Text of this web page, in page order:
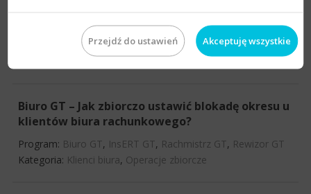
Gestor GT,Gratyfikant GT, InsERT GT,Rachmistrz
Rewizor GT ,Subiekt GT
Parametry,Wydruki
Biuro GT – Jak zbiorczo ustawić blokadę okresu u
klientów biura rachunkowego?
Program: Biuro GT, InsERT GT, Rachmistrz GT, Rewizor GT
Kategoria: Klienci biura, Operacje zbiorcze
Przejdź do ustawień Akceptuję wszystkie